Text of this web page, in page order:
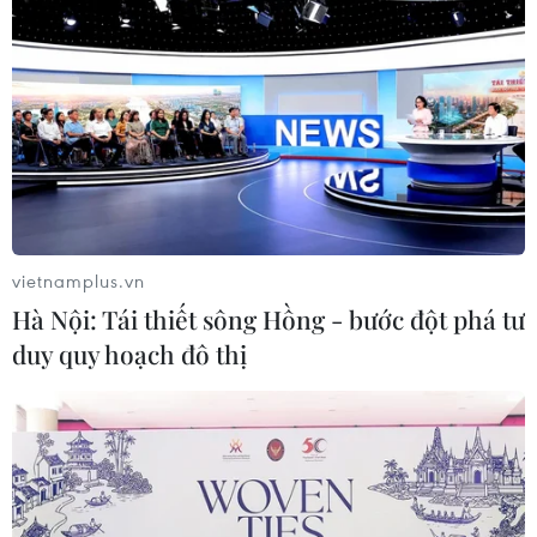
#làm giả văn bằng
#lừa đảo chiếm đoạt tài sản
Thanh Hóa
Theo dõi VietnamPlus
vietnamplus.vn
Hà Nội: Tái thiết sông Hồng - bước đột phá tư
duy quy hoạch đô thị